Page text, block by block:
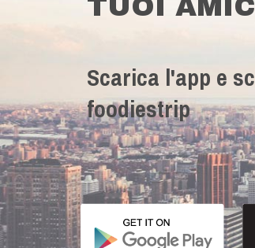
TUOI
Scarica l'app e
foodiestrip